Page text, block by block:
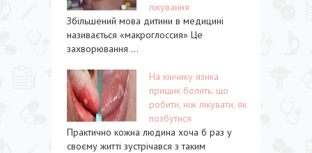
лікування
Збільшений мова дитини в медицині
називається «макроглоссия» Це
захворювання ...
На кінчику язика
прищик болить: що
робити, ніж лікувати, як
позбутися
Практично кожна людина хоча б раз у
своєму житті зустрічався з таким